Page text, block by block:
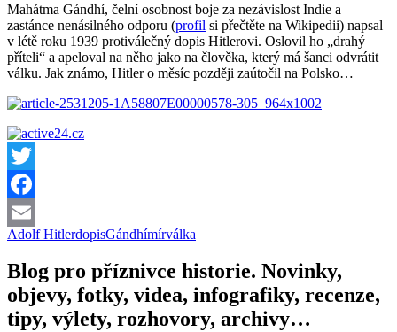
Mahátma Gándhí, čelní osobnost boje za nezávislost Indie a
zastánce nenásilného odporu (profil si přečtěte na Wikipedii) napsal
v létě roku 1939 protiválečný dopis Hitlerovi. Oslovil ho „drahý
příteli“ a apeloval na něho jako na člověka, který má šanci odvrátit
válku. Jak známo, Hitler o měsíc později zaútočil na Polsko…
Twitter
Facebook
Email
Adolf HitlerdopisGándhímírválka
Blog pro příznivce historie. Novinky,
objevy, fotky, videa, infografiky, recenze,
tipy, výlety, rozhovory, archivy…